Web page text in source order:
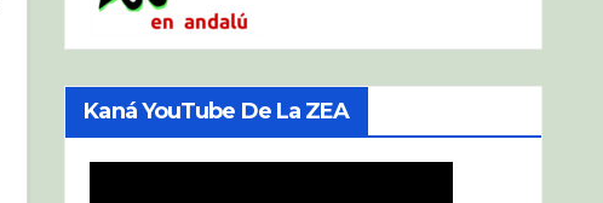
Kaná YouTube De La ZEA